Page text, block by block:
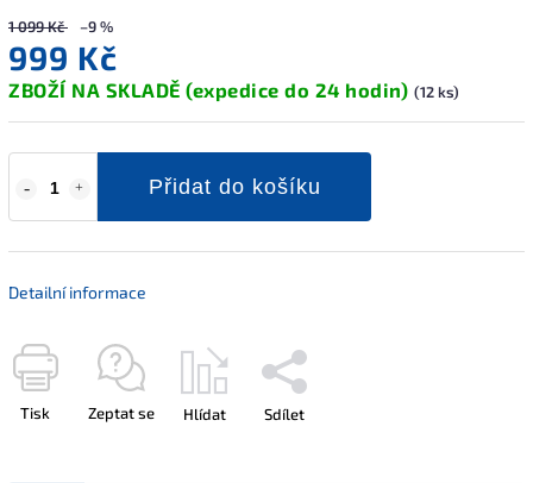
1 099 Kč –9 %
999 Kč
ZBOŽÍ NA SKLADĚ (expedice do 24 hodin) (12 ks)
Přidat do košíku
Detailní informace
Tisk Zeptat se Hlídat Sdílet